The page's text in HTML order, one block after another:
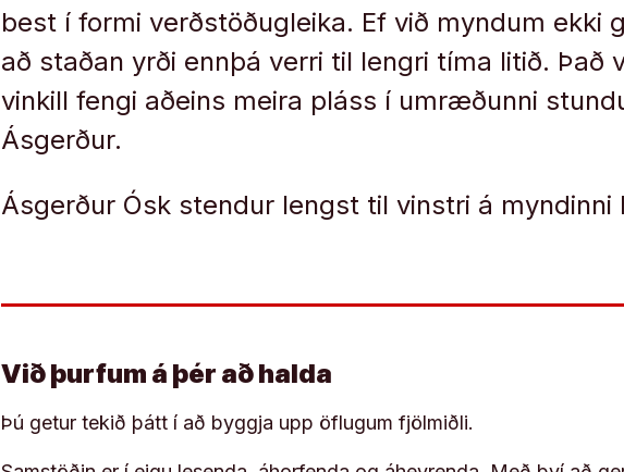
best í formi verðstöðugleika. Ef við myndum ekki
að staðan yrði ennþá verri til lengri tíma litið. Það
vinkill fengi aðeins meira pláss í umræðunni
Ásgerður.
Ásgerður Ósk stendur lengst til vinstri á myndinni
Við þurfum á þér að halda
Þú getur tekið þátt í að byggja upp öflugum fjölmiðli.